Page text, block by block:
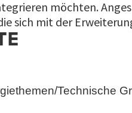
möchten.
sich mit der
Technische